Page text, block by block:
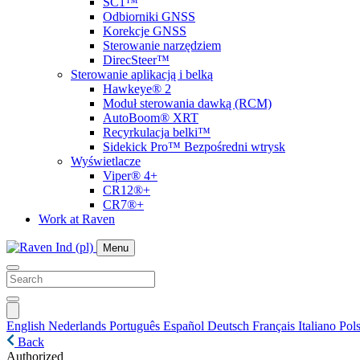
Odbiorniki GNSS
Korekcje GNSS
Sterowanie narzędziem
DirecSteer™
Sterowanie aplikacją i belką
Hawkeye® 2
Moduł sterowania dawką (RCM)
AutoBoom® XRT
Recyrkulacja belki™
Sidekick Pro™ Bezpośredni wtrysk
Wyświetlacze
Viper® 4+
CR12®+
CR7®+
Work at Raven
Menu
English Nederlands Português Español Deutsch Français Italiano
Back
Authorized